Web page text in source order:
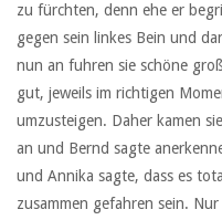
zu fürchten, denn ehe er
gegen sein linkes Bein und
nun an fuhren sie schöne
gut, jeweils im richtigen
umzusteigen. Daher kamen
an und Bernd sagte
und Annika sagte, dass es
zusammen gefahren sein.